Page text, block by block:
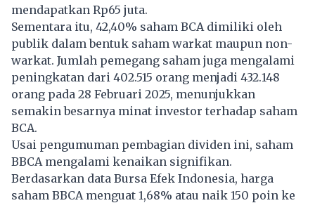
mendapatkan Rp65 juta.
Sementara itu, 42,40% saham BCA dimiliki oleh
publik dalam bentuk saham warkat maupun non-
warkat. Jumlah pemegang saham juga mengalami
peningkatan dari 402.515 orang menjadi 432.148
orang pada 28 Februari 2025, menunjukkan
semakin besarnya minat investor terhadap saham
BCA.
Usai pengumuman pembagian dividen ini, saham
BBCA mengalami kenaikan signifikan.
Berdasarkan data Bursa Efek Indonesia, harga
saham BBCA menguat 1,68% atau naik 150 poin ke